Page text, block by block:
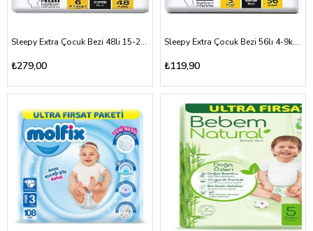
Sleepy Extra Çocuk Bezi 48li 15-25kg (6-XLarge)
₺279,00
Sleepy Extra Çocuk Bezi 56lı 4-9kg (3-Midi)
₺119,90